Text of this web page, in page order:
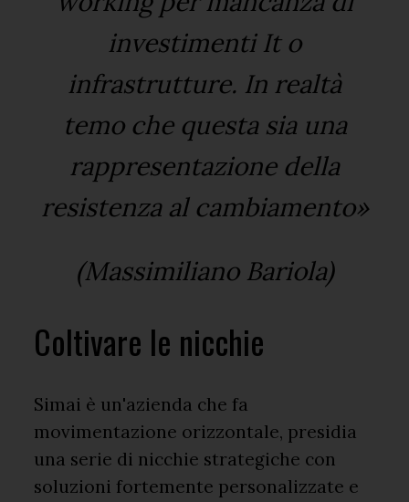
investimenti It o
infrastrutture. In realtà
temo che questa sia una
rappresentazione della
resistenza al cambiamento»
(Massimiliano Bariola)
Coltivare le nicchie
Simai è un'azienda che fa
movimentazione orizzontale, presidia
una serie di nicchie strategiche con
soluzioni fortemente personalizzate e